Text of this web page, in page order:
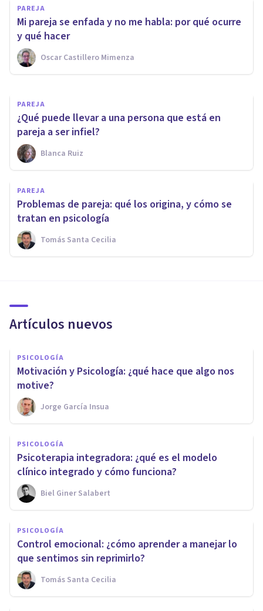
PAREJA
Mi pareja se enfada y no me habla: por qué ocurre
y qué hacer
Oscar Castillero Mimenza
PSICOLOGÍA
¿Cómo se forja la Identidad?
Blanca Ruiz
PAREJA
¿Qué puede llevar a una persona que está en
pareja a ser infiel?
Blanca Ruiz
PAREJA
Problemas de pareja: qué los origina, y cómo se
tratan en psicología
Tomás Santa Cecilia
Artículos nuevos
PSICOLOGÍA
Motivación y Psicología: ¿qué hace que algo nos
motive?
Jorge García Insua
PSICOLOGÍA
Psicoterapia integradora: ¿qué es el modelo
clínico integrado y cómo funciona?
Biel Giner Salabert
PSICOLOGÍA
Control emocional: ¿cómo aprender a manejar lo
que sentimos sin reprimirlo?
Tomás Santa Cecilia